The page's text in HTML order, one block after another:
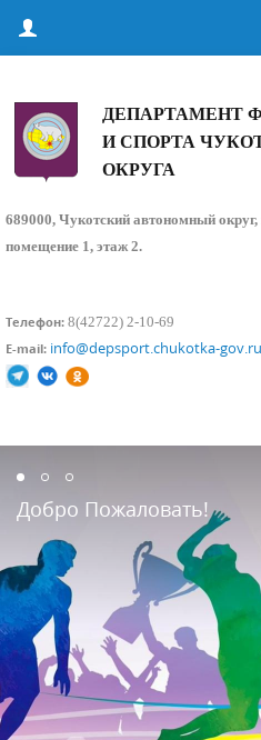
ДЕПАРТАМЕНТ
И СПОРТА
ОКРУГА
689000, Чукотский автономный
помещение 1, этаж 2.
Телефон: 8(42722) 2-10-69
E-mail: info@depsport.chukotka-gov.ru
Добро Пожаловать!